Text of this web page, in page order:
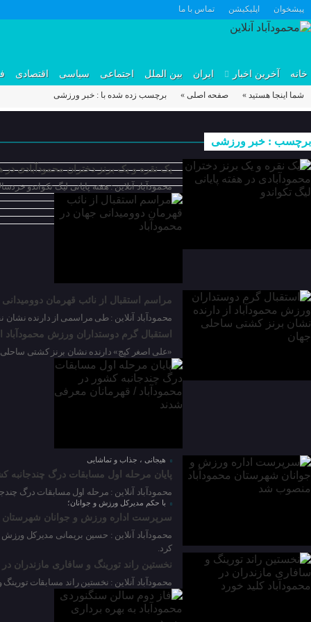
پیشخوان اپلیکیشن تماس با ما
خانه آخرین اخبار ایران بین الملل اجتماعی سیاسی اقتصادی
شما اینجا هستید » صفحه اصلی » برچسب زده شده با : خبر ورزشی
برچسب : خبر ورزشی
یک نقره و یک برنز دختران محمودآبادی در
محمودآباد آنلاین : هفته پایانی لیگ تکواندو خردسالان دختر مازندران با کسب ۲ مدال نقره و برنز
مراسم استقبال از نائب قهرمان دوومیدانی
محمودآباد آنلاین : طی مراسمی از دارنده
استقبال گرم دوستداران ورزش
«علی اصغر کپچ» دارنده نشان برنز کشتی
27 سپتامبر 2025
هیجانی ، جذاب و تماشایی
پایان مرحله اول مسابقات درگ چندجانبه
محمودآباد آنلاین : مرحله اول مسابقات درگ
با حکم مدیرکل ورزش و جوانان؛
سرپرست اداره ورزش و جوانان شهرستان
محمودآباد آنلاین : حسین بریمانی مدیرکل
کرد.
نخستین راند تورینگ و سافاری مازندران در
محمودآباد آنلاین : نخستین راند مسابقات
31 آگوست 2025